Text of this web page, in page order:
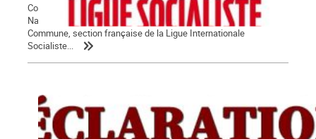
Conformément à ses statuts, et sur proposition de son Comité
National, l’assemblée générale des militant.e.s du groupe La
Commune, section française de la Ligue Internationale
Socialiste...